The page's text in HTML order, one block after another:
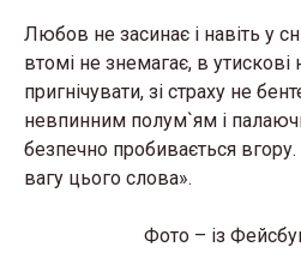
Любов не засинає і навіть у
втомі не знемагає, в утискові
пригнічувати, зі страху не
невпинним полум`ям і
безпечно пробивається
вагу цього слова».
Фото – із